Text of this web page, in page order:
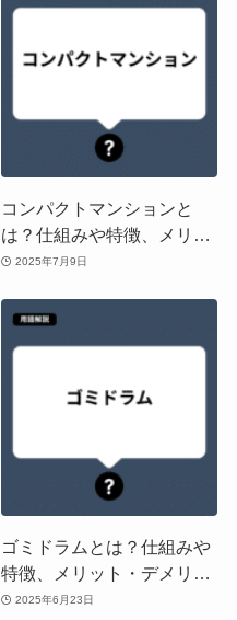
コンパクトマンションと
は？仕組みや特徴、メリッ
ト・デメリットや「狭小マ
ウス」との違いを解説
2025年7月9日
ゴミドラムとは？仕組みや
特徴、メリット・デメリッ
トや「ダストボックス」
2025年6月23日